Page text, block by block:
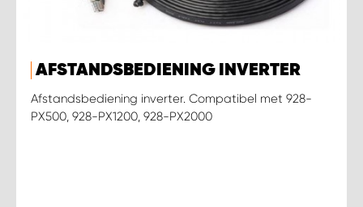
AFSTANDSBEDIENING INVERTER
Afstandsbediening inverter. Compatibel met 928-
PX500, 928-PX1200, 928-PX2000